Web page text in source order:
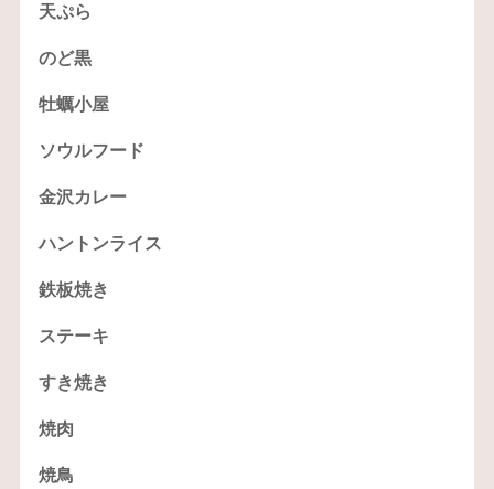
天ぷら
のど黒
牡蠣小屋
ソウルフード
金沢カレー
ハントンライス
鉄板焼き
ステーキ
すき焼き
焼肉
焼鳥